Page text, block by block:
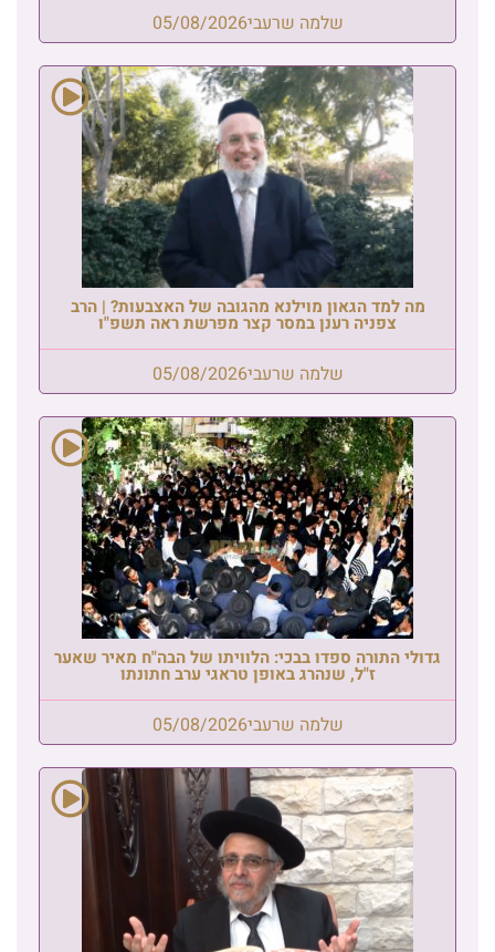
שלמה שרעבי05/08/2026
מה למד הגאון מוילנא מהגובה של האצבעות? | הרב
צפניה רענן במסר קצר מפרשת ראה תשפ"ו
שלמה שרעבי05/08/2026
גדולי התורה ספדו בבכי: הלוויתו של הבה"ח מאיר שאער
ז"ל, שנהרג באופן טראגי ערב חתונתו
שלמה שרעבי05/08/2026